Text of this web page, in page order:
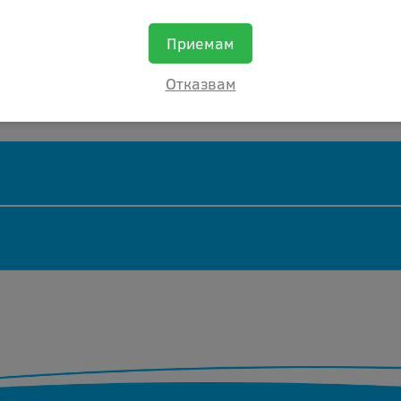
30.90 €(60.44 лв.)
обслужване, така и на другите хора
възнамеряващи да закупят ael
Приемам
Отказвам